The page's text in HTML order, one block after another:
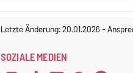
Letzte Änderung: 20.01.2026-
SOZIALE MEDIEN